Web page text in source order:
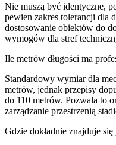
Nie muszą być identyczne,
pewien zakres tolerancji dla
dostosowanie obiektów do
wymogów dla stref
Ile metrów długości ma
Standardowy wymiar dla
metrów, jednak przepisy
do 110 metrów. Pozwala to
zarządzanie przestrzenią
Gdzie dokładnie znajduje